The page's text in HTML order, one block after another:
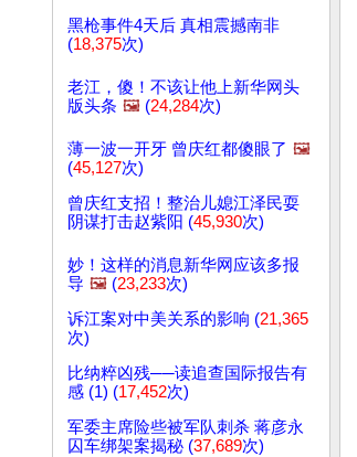
黑枪事件4天后 真相震撼南非
(18,375次)
老江，傻！不该让他上新华网头
版头条 🖼️ (24,284次)
薄一波一开牙 曾庆红都傻眼了 🖼️
(45,127次)
曾庆红支招！整治儿媳江泽民耍
阴谋打击赵紫阳 (45,930次)
妙！这样的消息新华网应该多报
导 🖼️ (23,233次)
诉江案对中美关系的影响 (21,365
次)
比纳粹凶残──读追查国际报告有
感 (1) (17,452次)
军委主席险些被军队刺杀 蒋彦永
囚车绑架案揭秘 (37,689次)